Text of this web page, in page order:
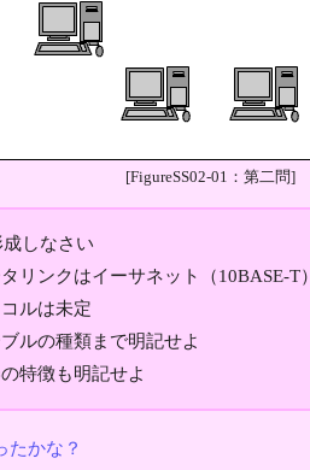
[FigureSS02-01：第二問]
しなさい
リンクはイーサネット（10BASE-T）
ルは未定
ルの種類まで明記せよ
特徴も明記せよ
たかな？